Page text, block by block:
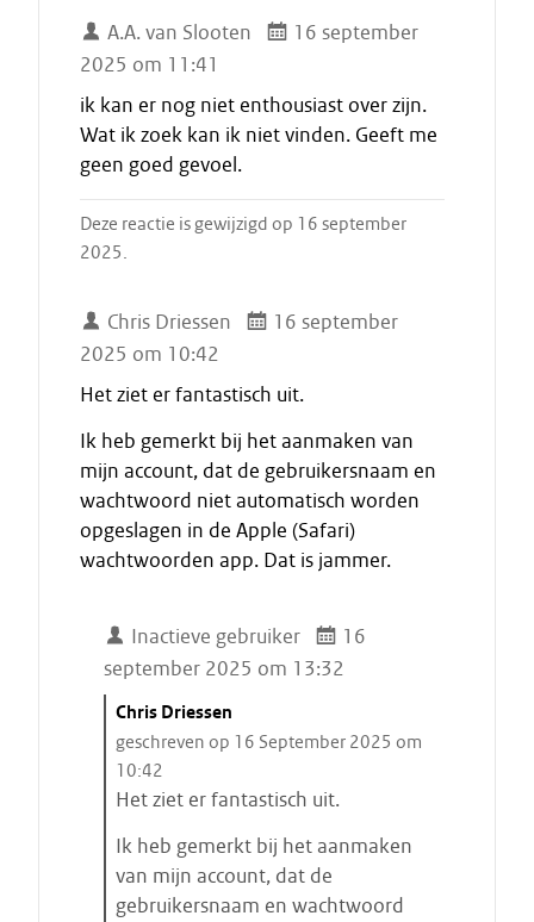
A.A. van Slooten
16 september
2025 om 11:41
ik kan er nog niet enthousiast over zijn.
Wat ik zoek kan ik niet vinden. Geeft me
geen goed gevoel.
Deze reactie is gewijzigd op 16 september
2025.
Chris Driessen
16 september
2025 om 10:42
Het ziet er fantastisch uit.
Ik heb gemerkt bij het aanmaken van
mijn account, dat de gebruikersnaam en
wachtwoord niet automatisch worden
opgeslagen in de Apple (Safari)
wachtwoorden app. Dat is jammer.
Inactieve gebruiker
16
september 2025 om 13:32
C
i
t
a
t
s
t
Chris Driessen
geschreven op 16 September 2025 om
10:42
Het ziet er fantastisch uit.
Ik heb gemerkt bij het aanmaken
van mijn account, dat de
gebruikersnaam en wachtwoord